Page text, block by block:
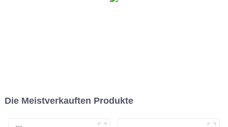
Die Meistverkauften Produkte